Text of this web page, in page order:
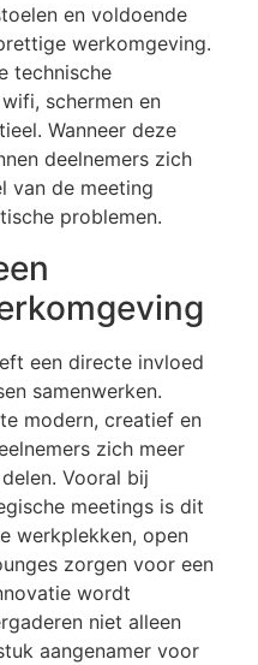
en voldoende
werkomgeving.
technische
schermen en
Wanneer deze
deelnemers zich
van de meeting
problemen.
een directe invloed
samenwerken.
modern, creatief en
zich meer
Vooral bij
meetings is dit
werkplekken, open
zorgen voor een
wordt
niet alleen
aangenamer voor